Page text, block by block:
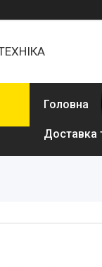
Головна
Доставка